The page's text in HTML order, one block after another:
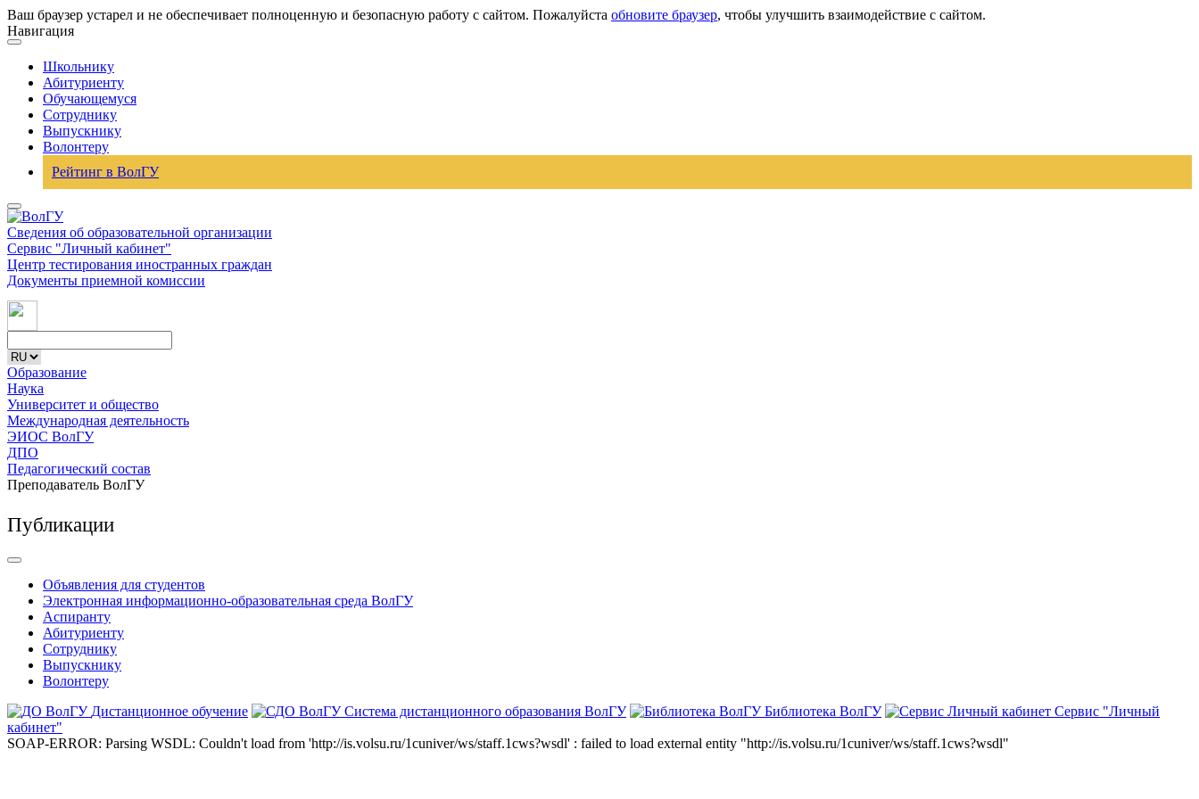
Ваш браузер устарел и не обеспечивает полноценную и безопасную работу с сайтом. Пожалуйста обновите браузер, чтобы улучшить взаимодействие с сайтом.
Навигация
Школьнику
Абитуриенту
Обучающемуся
Сотруднику
Выпускнику
Волонтеру
Рейтинг в ВолГУ
Сведения об образовательной организации
Сервис "Личный кабинет"
Центр тестирования иностранных граждан
Документы приемной комиссии
Образование
Наука
Университет и общество
Международная деятельность
ЭИОС ВолГУ
ДПО
Педагогический состав
Преподаватель ВолГУ
Публикации
Объявления для студентов
Электронная информационно-образовательная среда ВолГУ
Аспиранту
Абитуриенту
Сотруднику
Выпускнику
Волонтеру
Дистанционное обучение
Система дистанционного образования ВолГУ Библиотека ВолГУ
Сервис "Личный
кабинет"
SOAP-ERROR: Parsing WSDL: Couldn't load from 'http://is.volsu.ru/1cuniver/ws/staff.1cws?wsdl' : failed to load external entity "http://is.volsu.ru/1cuniver/ws/staff.1cws?wsdl"